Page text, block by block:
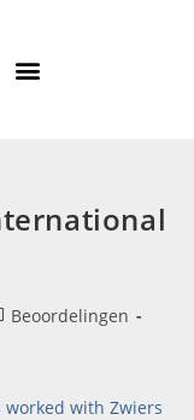
Beoordelingen
worked with Zwiers